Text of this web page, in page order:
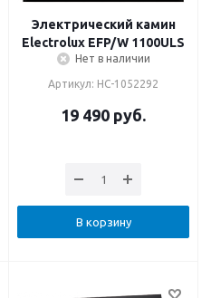
Электрический камин
Electrolux EFP/W 1100ULS
Нет в наличии
Артикул: НС-1052292
19 490 руб.
В корзину